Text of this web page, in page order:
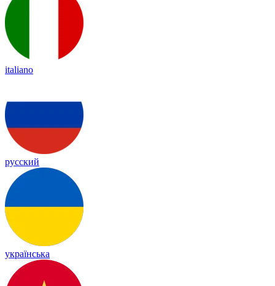
italiano
русский
українська